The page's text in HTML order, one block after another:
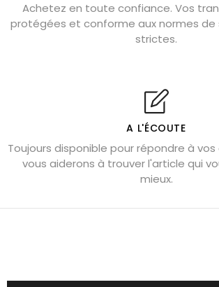
Cornaline : propriétés magiques
Capricorne : quelles pierres choisir
Shungite : purification et protection
Bagues en labradorite argent 925
Lapis lazuli : propriétés et précautions
Citrine : propriétés magiques
Aigue-marine : propriétés et couleurs
Pierres pour attirer l’amour
Achetez en toute confiance. Vos
protégées et conforme aux normes de
strictes.
A L'ÉCOUTE
Toujours disponible pour répondre à
vous aiderons à trouver l'article qui
mieux.